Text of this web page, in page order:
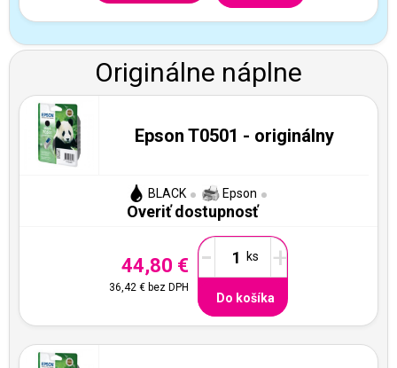
Originálne náplne
Epson T0501 - originálny
BLACK Epson
Overiť dostupnosť
44,80 €
36,42 € bez DPH
- +
Do košíka